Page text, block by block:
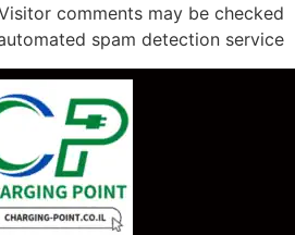
comments may be checked
spam detection service.